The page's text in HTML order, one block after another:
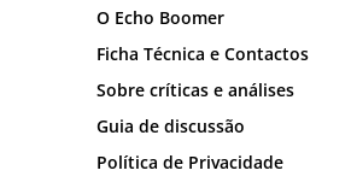
O Echo Boomer
Ficha Técnica e Contactos
Sobre críticas e análises
Guia de discussão
Política de Privacidade